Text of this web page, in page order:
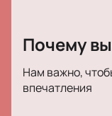
спросите себя
переплетены
победа вечных
Почему
Нам важно,
впечатления